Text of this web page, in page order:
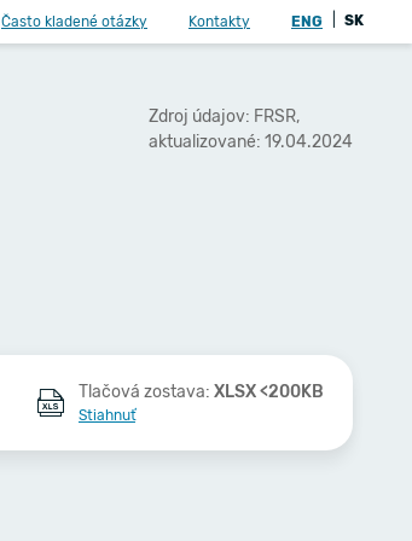
Často kladené otázky Kontakty ENG SK
Zdroj údajov: FRSR,
aktualizované: 19.04.2024
Tlačová zostava: XLSX <200KB
Stiahnuť